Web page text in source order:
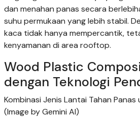
dan menahan panas secara
suhu permukaan yang lebih stabil.
kaca tidak hanya mempercantik,
kenyamanan di area rooftop.
Wood Plastic
dengan Teknologi
Kombinasi Jenis Lantai Tahan
(Image by Gemini AI)